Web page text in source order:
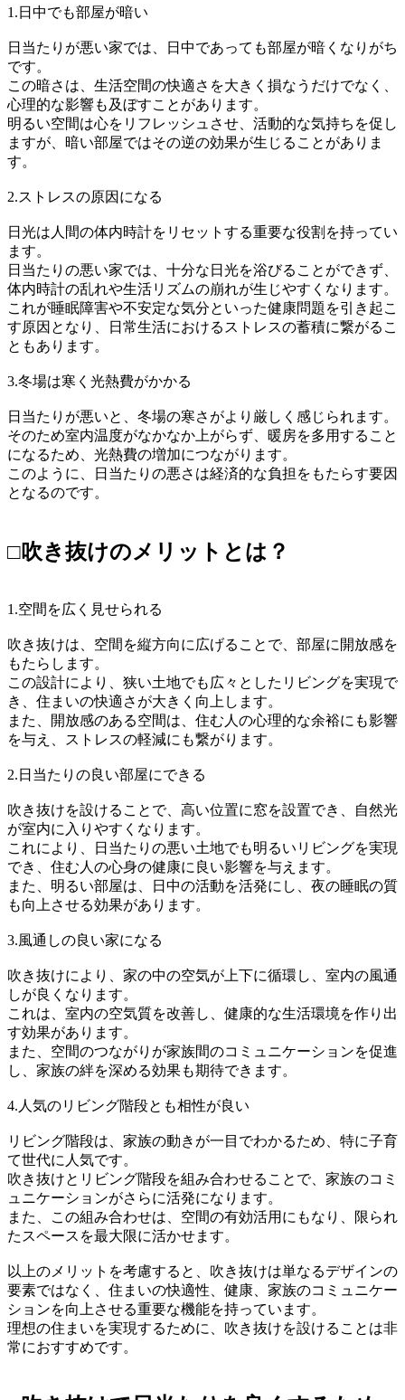
1.日中でも部屋が暗い
日当たりが悪い家では、日中であっても部屋が暗くなりがち
です。
この暗さは、生活空間の快適さを大きく損なうだけでなく、
心理的な影響も及ぼすことがあります。
明るい空間は心をリフレッシュさせ、活動的な気持ちを促し
ますが、暗い部屋ではその逆の効果が生じることがありま
す。
2.ストレスの原因になる
日光は人間の体内時計をリセットする重要な役割を持ってい
ます。
日当たりの悪い家では、十分な日光を浴びることができず、
体内時計の乱れや生活リズムの崩れが生じやすくなります。
これが睡眠障害や不安定な気分といった健康問題を引き起こ
す原因となり、日常生活におけるストレスの蓄積に繋がるこ
ともあります。
3.冬場は寒く光熱費がかかる
日当たりが悪いと、冬場の寒さがより厳しく感じられます。
そのため室内温度がなかなか上がらず、暖房を多用すること
になるため、光熱費の増加につながります。
このように、日当たりの悪さは経済的な負担をもたらす要因
となるのです。
□吹き抜けのメリットとは？
1.空間を広く見せられる
吹き抜けは、空間を縦方向に広げることで、部屋に開放感を
もたらします。
この設計により、狭い土地でも広々としたリビングを実現で
き、住まいの快適さが大きく向上します。
また、開放感のある空間は、住む人の心理的な余裕にも影響
を与え、ストレスの軽減にも繋がります。
2.日当たりの良い部屋にできる
吹き抜けを設けることで、高い位置に窓を設置でき、自然光
が室内に入りやすくなります。
これにより、日当たりの悪い土地でも明るいリビングを実現
でき、住む人の心身の健康に良い影響を与えます。
また、明るい部屋は、日中の活動を活発にし、夜の睡眠の質
も向上させる効果があります。
3.風通しの良い家になる
吹き抜けにより、家の中の空気が上下に循環し、室内の風通
しが良くなります。
これは、室内の空気質を改善し、健康的な生活環境を作り出
す効果があります。
また、空間のつながりが家族間のコミュニケーションを促進
し、家族の絆を深める効果も期待できます。
4.人気のリビング階段とも相性が良い
リビング階段は、家族の動きが一目でわかるため、特に子育
て世代に人気です。
吹き抜けとリビング階段を組み合わせることで、家族のコミ
ュニケーションがさらに活発になります。
また、この組み合わせは、空間の有効活用にもなり、限られ
たスペースを最大限に活かせます。
以上のメリットを考慮すると、吹き抜けは単なるデザインの
要素ではなく、住まいの快適性、健康、家族のコミュニケー
ションを向上させる重要な機能を持っています。
理想の住まいを実現するために、吹き抜けを設けることは非
常におすすめです。